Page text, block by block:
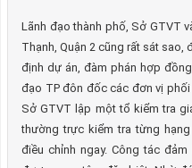
Lãnh đạo thành phố, Sở GTVT
Thạnh, Quận 2 cũng rất sát sao,
định dự án, đàm phán hợp
đạo TP đôn đốc các đơn vị
Sở GTVT lập một tổ kiểm tra
thường trực kiểm tra từng
điều chỉnh ngay. Công tác